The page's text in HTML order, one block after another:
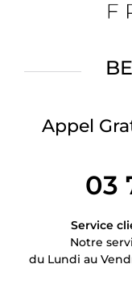
Appel
03
Service
Notre
du Lundi au